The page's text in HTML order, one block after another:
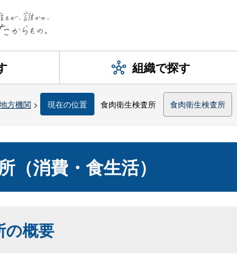
組織で探す
地方機関 > 現在の位置 食肉衛生検査所 食肉衛生検査所
（消費・食生活）
の概要